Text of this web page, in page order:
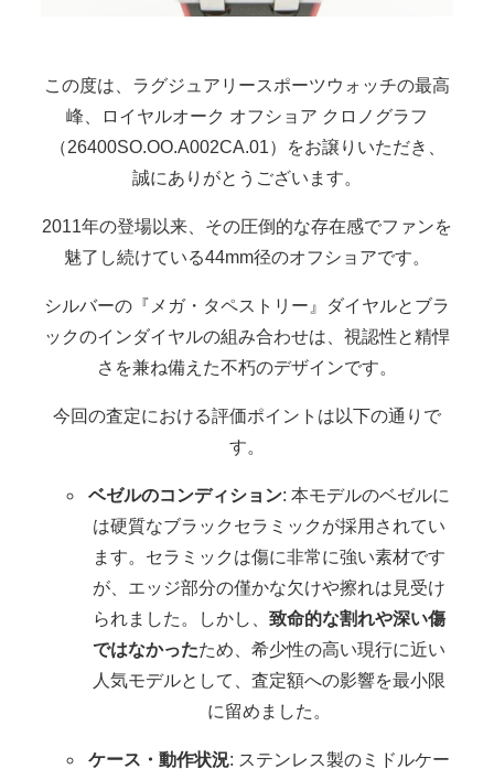
この度は、ラグジュアリースポーツウォッチの最高
峰、ロイヤルオーク オフショア クロノグラフ
（26400SO.OO.A002CA.01）をお譲りいただき、
誠にありがとうございます。
2011年の登場以来、その圧倒的な存在感でファンを
魅了し続けている44mm径のオフショアです。
シルバーの『メガ・タペストリー』ダイヤルとブラ
ックのインダイヤルの組み合わせは、視認性と精悍
さを兼ね備えた不朽のデザインです。
今回の査定における評価ポイントは以下の通りで
す。
ベゼルのコンディション: 本モデルのベゼルに
は硬質なブラックセラミックが採用されてい
ます。セラミックは傷に非常に強い素材です
が、エッジ部分の僅かな欠けや擦れは見受け
られました。しかし、 致命的な割れや深い傷
ではなかったため、希少性の高い現行に近い
人気モデルとして、査定額への影響を最小限
に留めました。
ケース・動作状況: ステンレス製のミドルケー